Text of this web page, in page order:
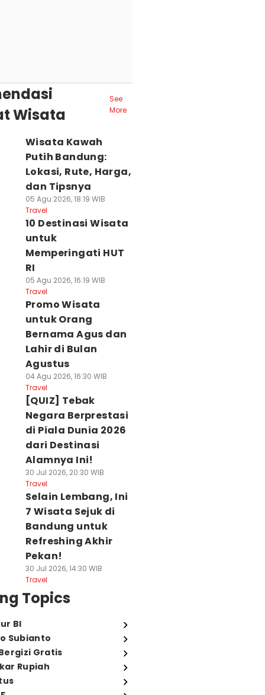
Wisata
See
More
Wisata Kawah
Putih Bandung:
Lokasi, Rute, Harga,
dan Tipsnya
05 Agu 2026, 18:19 WIB
Travel
10 Destinasi Wisata
untuk
Memperingati HUT
RI
05 Agu 2026, 16:19 WIB
Travel
Promo Wisata
untuk Orang
Bernama Agus dan
Lahir di Bulan
Agustus
04 Agu 2026, 16:30 WIB
Travel
[QUIZ] Tebak
Negara Berprestasi
di Piala Dunia 2026
dari Destinasi
Alamnya Ini!
30 Jul 2026, 20:30 WIB
Travel
Selain Lembang, Ini
7 Wisata Sejuk di
Bandung untuk
Refreshing Akhir
Pekan!
30 Jul 2026, 14:30 WIB
Travel
Topics
BI
Subianto
Gratis
Rupiah